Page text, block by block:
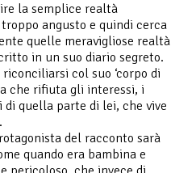
la semplice realtà
angusto e quindi cerca
quelle meravigliose realtà
in un suo diario segreto.
col suo ‘corpo di
che rifiuta gli interessi, i
quella parte di lei, che vive
del racconto sarà
quando era bambina e